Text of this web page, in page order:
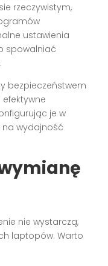
rzeczywistym,
ustawienia
spowalniać
bezpieczeństwem
je w
na wydajność
nie wystarczą,
laptopów. Warto